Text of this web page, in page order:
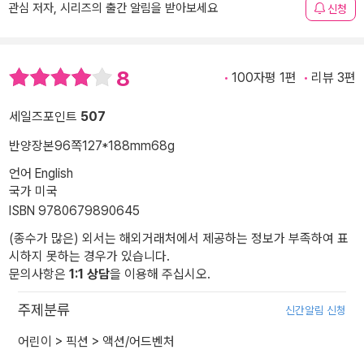
관심 저자, 시리즈의 출간 알림을 받아보세요 신청
8 100자평 1편 리뷰 3편
세일즈포인트 507
반양장본96쪽127*188mm68g
언어 English
국가 미국
ISBN 9780679890645
(종수가 많은) 외서는 해외거래처에서 제공하는 정보가 부족하여 표
시하지 못하는 경우가 있습니다.
문의사항은 1:1 상담을 이용해 주십시오.
주제분류 신간알림 신청
어린이 > 픽션 > 액션/어드벤처